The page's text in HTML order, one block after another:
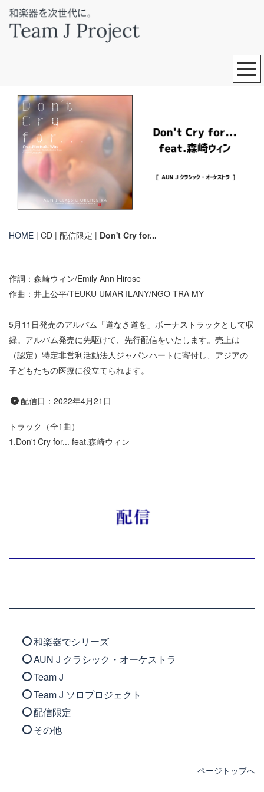
HOME | CD | 配信限定 | Don't Cry for...
作詞：森崎ウィン/Emily Ann Hirose
作曲：井上公平/TEUKU UMAR ILANY/NGO TRA MY
5月11日発売のアルバム「道なき道を」ボーナストラックとして収
録。アルバム発売に先駆けて、先行配信をいたします。売上は
（認定）特定非営利活動法人ジャパンハート に寄付し、アジアの
子どもたちの医療に役立てられます。
配信日： 2022年4月21日
トラック（全1曲）
1.Don't Cry for... feat.森崎ウィン
和楽器でシリーズ
AUN J クラシック・オーケストラ
Team J
Team J ソロプロジェクト
配信限定
その他
ページトップへ